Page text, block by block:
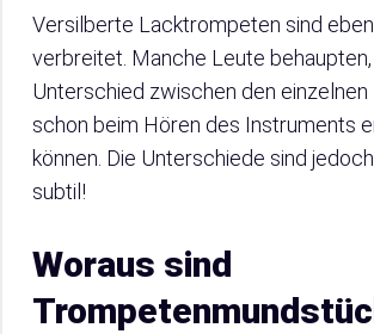
Versilberte Lacktrompeten sind
verbreitet. Manche Leute
Unterschied zwischen den einzelnen
schon beim Hören des Instruments
können. Die Unterschiede sind
subtil!
Woraus sind